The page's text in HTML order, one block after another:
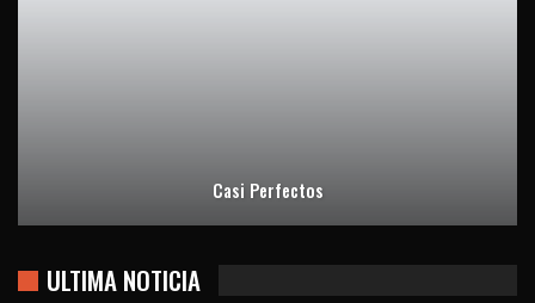
Casi Perfectos
ULTIMA NOTICIA